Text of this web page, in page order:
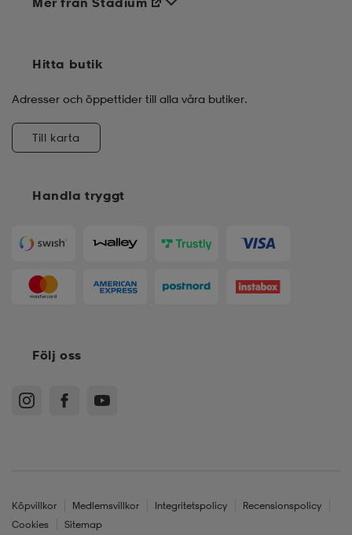
Handla tryggt
Hitta butik
Adresser och öppettider till alla våra butiker.
Till karta
Följ oss
Köpvillkor Medlemsvillkor Integritetspolicy
Recensionspolicy
Cookies
Sitemap